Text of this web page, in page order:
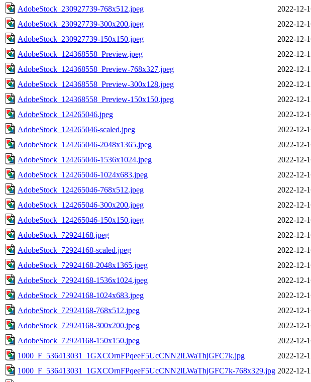
AdobeStock_230927739-768x512.jpeg
2022-12-
AdobeStock_230927739-300x200.jpeg
2022-12-
AdobeStock_230927739-150x150.jpeg
2022-12-
AdobeStock_124368558_Preview.jpeg
2022-12-
AdobeStock_124368558_Preview-768x327.jpeg
2022-12-
AdobeStock_124368558_Preview-300x128.jpeg
2022-12-
AdobeStock_124368558_Preview-150x150.jpeg
2022-12-
AdobeStock_124265046.jpeg
2022-12-
AdobeStock_124265046-scaled.jpeg
2022-12-
AdobeStock_124265046-2048x1365.jpeg
2022-12-
AdobeStock_124265046-1536x1024.jpeg
2022-12-
AdobeStock_124265046-1024x683.jpeg
2022-12-
AdobeStock_124265046-768x512.jpeg
2022-12-
AdobeStock_124265046-300x200.jpeg
2022-12-
AdobeStock_124265046-150x150.jpeg
2022-12-
AdobeStock_72924168.jpeg
2022-12-
AdobeStock_72924168-scaled.jpeg
2022-12-
AdobeStock_72924168-2048x1365.jpeg
2022-12-
AdobeStock_72924168-1536x1024.jpeg
2022-12-
AdobeStock_72924168-1024x683.jpeg
2022-12-
AdobeStock_72924168-768x512.jpeg
2022-12-
AdobeStock_72924168-300x200.jpeg
2022-12-
AdobeStock_72924168-150x150.jpeg
2022-12-
1000_F_536413031_1GXCOrnFPqeeF5UcCNN2lLWaThjGFC7k.jpg
2022-12-
1000_F_536413031_1GXCOrnFPqeeF5UcCNN2lLWaThjGFC7k-768x329.jpg 2022-12-